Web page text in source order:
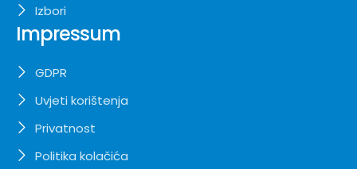
Izbori
Impressum
GDPR
Uvjeti korištenja
Privatnost
Politika kolačića